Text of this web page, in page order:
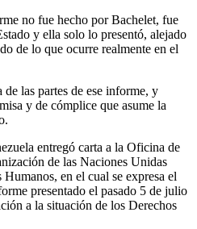
no fue hecho por Bachelet, fue
y ella solo lo presentó, alejado
de lo que ocurre realmente en el
las partes de ese informe, y
y de cómplice que asume la
entregó carta a la Oficina de
de las Naciones Unidas
en el cual se expresa el
presentado el pasado 5 de julio
a la situación de los Derechos